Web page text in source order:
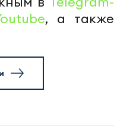
, а также